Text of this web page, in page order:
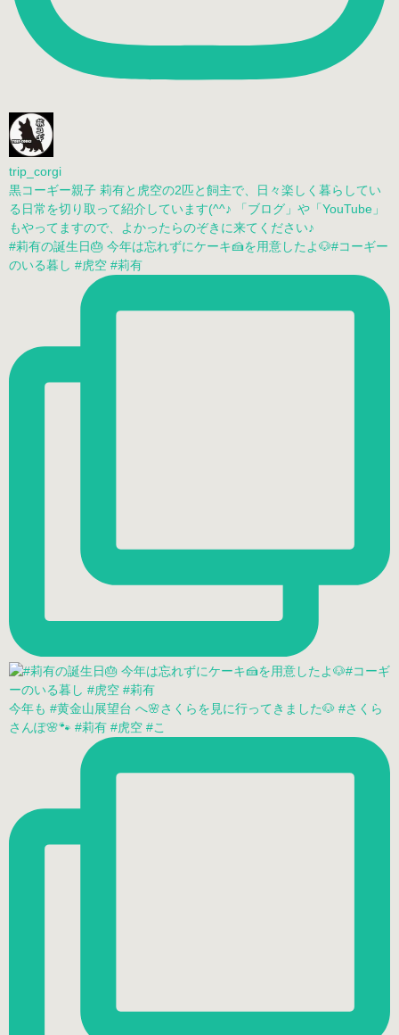
trip_corgi
黒コーギー親子 莉有と虎空の2匹と飼主で、日々楽しく暮らしてい
る日常を切り取って紹介しています(^^♪ 「ブログ」や「YouTube」
#莉有の誕生日🎂 今年は忘れずにケーキ🍰を用意したよ🐶#コーギー
のいる暮し #虎空 #莉有
今年も #黄金山展望台 へ🌸さくらを見に行ってきました🐶 #さくら
さんぽ🌸🐾 #莉有 #虎空 #こ